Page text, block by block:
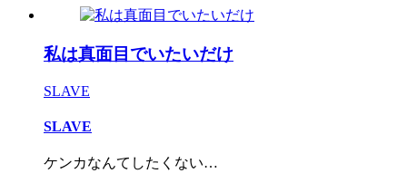
私は真面目でいたいだけ
SLAVE
SLAVE
ケンカなんてしたくない…